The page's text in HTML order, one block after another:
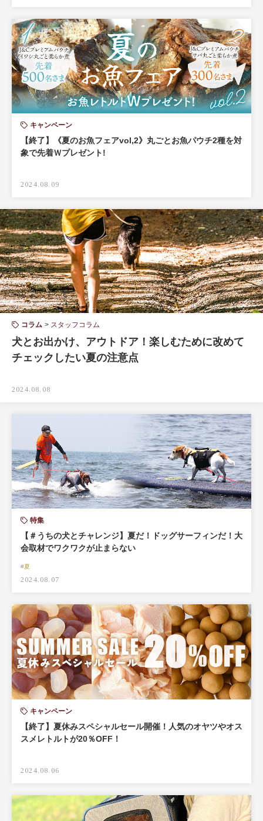
キャンペーン
【終了】《夏のお魚フェアvol,2》丸ごとお魚パウチ2種を対
象で先着Ｗプレゼント!
2024.08.09
コラム スタッフコラム
犬とお出かけ、アウトドア！楽しむために改めて
チェックしたい夏の注意点
2024.08.08
特集
【＃うちの犬とチャレンジ】夏だ！ドッグサーフィンだ！大
会取材でワクワクが止まらない
#夏
2024.08.07
キャンペーン
【終了】夏休みスペシャルセール開催！人気のオヤツやオス
スメレトルトが20％OFF！
2024.08.06